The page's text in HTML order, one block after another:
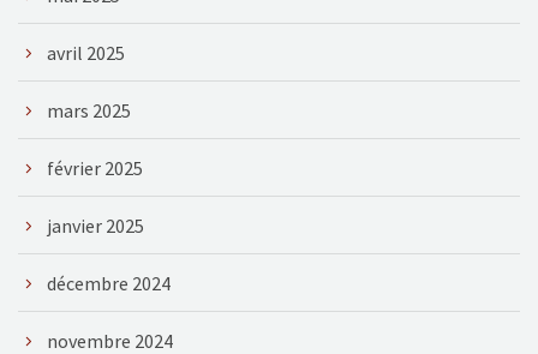
avril 2025
mars 2025
février 2025
janvier 2025
décembre 2024
novembre 2024